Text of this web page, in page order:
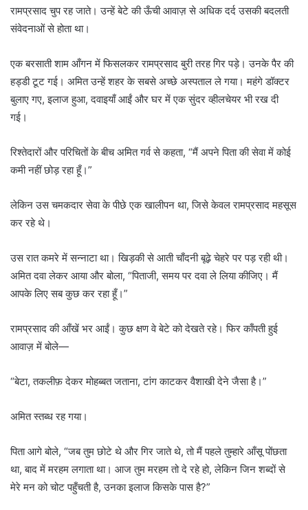
रामप्रसाद चुप रह जाते। उन्हें बेटे की ऊँची आवाज़ से अधिक दर्द उसकी बदलती
संवेदनाओं से होता था।
एक बरसाती शाम आँगन में फिसलकर रामप्रसाद बुरी तरह गिर पड़े। उनके पैर की
हड्डी टूट गई। अमित उन्हें शहर के सबसे अच्छे अस्पताल ले गया। महंगे डॉक्टर
बुलाए गए, इलाज हुआ, दवाइयाँ आईं और घर में एक सुंदर व्हीलचेयर भी रख दी
गई।
रिश्तेदारों और परिचितों के बीच अमित गर्व से कहता, “मैं अपने पिता की सेवा में कोई
कमी नहीं छोड़ रहा हूँ।”
लेकिन उस चमकदार सेवा के पीछे एक खालीपन था, जिसे केवल रामप्रसाद महसूस
कर रहे थे।
उस रात कमरे में सन्नाटा था। खिड़की से आती चाँदनी बूढ़े चेहरे पर पड़ रही थी।
अमित दवा लेकर आया और बोला, “पिताजी, समय पर दवा ले लिया कीजिए। मैं
आपके लिए सब कुछ कर रहा हूँ।”
रामप्रसाद की आँखें भर आईं। कुछ क्षण वे बेटे को देखते रहे। फिर काँपती हुई
आवाज़ में बोले—
“बेटा, तकलीफ़ देकर मोहब्बत जताना, टांग काटकर वैशाखी देने जैसा है।”
अमित स्तब्ध रह गया।
पिता आगे बोले, “जब तुम छोटे थे और गिर जाते थे, तो मैं पहले तुम्हारे आँसू पोंछता
था, बाद में मरहम लगाता था। आज तुम मरहम तो दे रहे हो, लेकिन जिन शब्दों से
मेरे मन को चोट पहुँचती है, उनका इलाज किसके पास है?”